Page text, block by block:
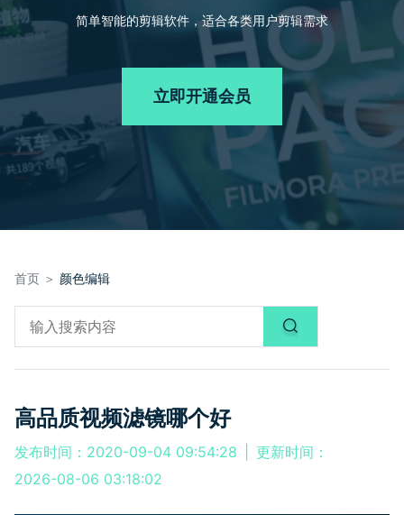
客服热线：4000-300624
AI 绘画
AI 视频续写
声音
文本
专业创作人群
文章资讯
帮助中心
产品信息
立即购买
简单智能的剪辑软件，适合各类用户剪辑需求
立即开通会员
首页 ＞ 颜色编辑
高品质视频滤镜哪个好
发布时间：2020-09-04 09:54:28
更新时间：
2026-08-06 03:18:02